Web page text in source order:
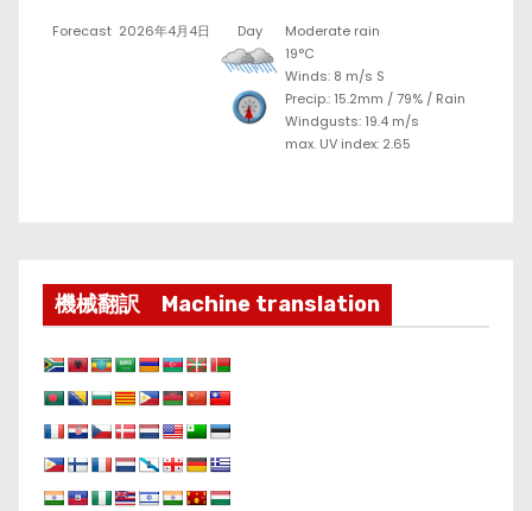
Forecast 2026年4月4日 Day
Moderate rain
19°C
Winds: 8 m/s S
Precip.: 15.2mm /79% / Rain
Windgusts: 19.4 m/s
max. UV index: 2.65
機械翻訳 Machine translation